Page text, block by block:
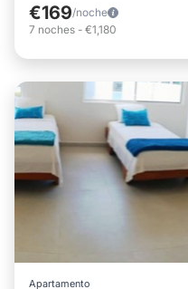
€169/noche
7 noches - €1,180
Apartamento